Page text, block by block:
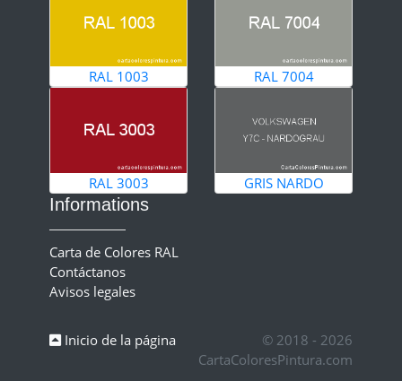
RAL 1003 RAL 7004
RAL 3003 GRIS NARDO
Informations
Carta de Colores RAL
Contáctanos
Avisos legales
Inicio de la página
© 2018 - 2026
CartaColoresPintura.com